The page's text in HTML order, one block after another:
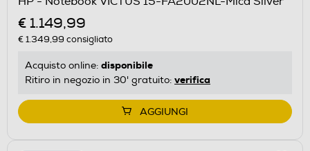
€ 1.149,99
€ 1.349,99 consigliato
Acquisto online: disponibile
Ritiro in negozio in 30' gratuito: verifica
AGGIUNGI